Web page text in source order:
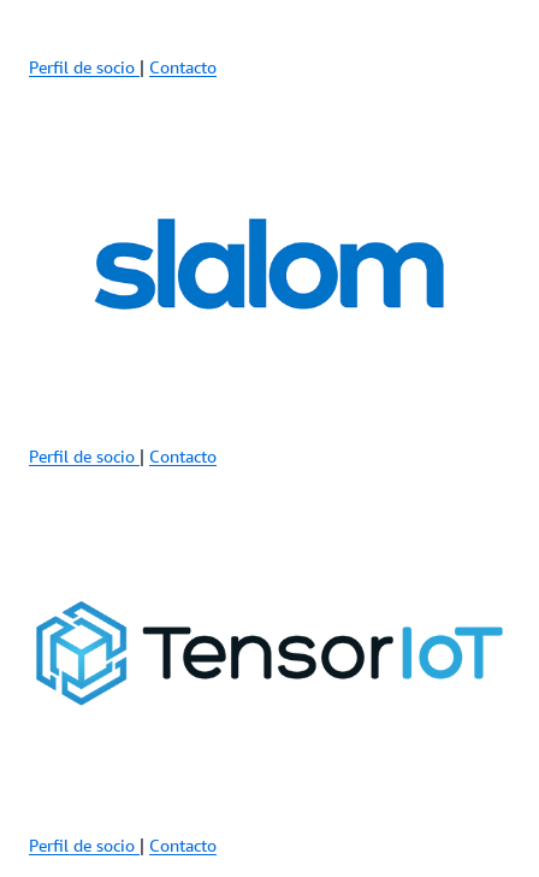
Perfil de socio | Contacto
Perfil de socio | Contacto
Perfil de socio | Contacto